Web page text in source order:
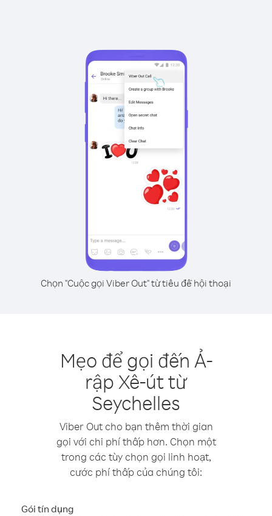
Chọn "Cuộc gọi Viber Out" từ tiêu đề hội thoại
Mẹo để gọi đến Ả-
rập Xê-út từ
Seychelles
Viber Out cho bạn thêm thời gian
gọi với chi phí thấp hơn. Chọn một
trong các tùy chọn gọi linh hoạt,
cước phí thấp của chúng tôi:
Gói tín dụng